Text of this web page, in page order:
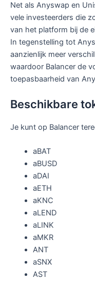
Net als Anyswap en
vele investeerders die
van het platform bij de
In tegenstelling tot
aanzienlijk meer
waardoor Balancer de
toepasbaarheid van
Beschikbare
Je kunt op Balancer
aBAT
aBUSD
aDAI
aETH
aKNC
aLEND
aLINK
aMKR
ANT
aSNX
AST